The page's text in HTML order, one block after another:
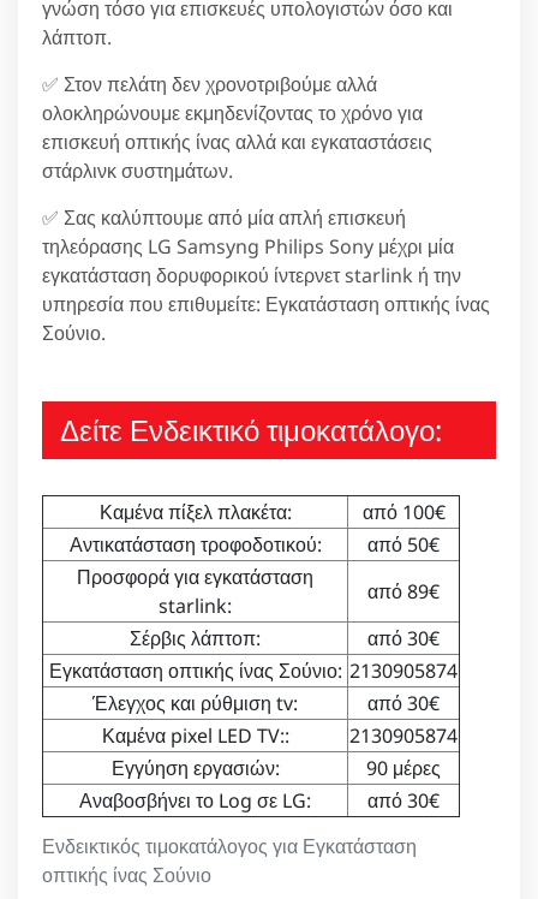
γνώση τόσο για επισκευές υπολογιστών όσο και
λάπτοπ.
✅ Στον πελάτη δεν χρονοτριβούμε αλλά
ολοκληρώνουμε εκμηδενίζοντας το χρόνο για
επισκευή οπτικής ίνας αλλά και εγκαταστάσεις
στάρλινκ συστημάτων.
✅ Σας καλύπτουμε από μία απλή επισκευή
τηλεόρασης LG Samsyng Philips Sony μέχρι μία
εγκατάσταση δορυφορικού ίντερνετ starlink ή την
υπηρεσία που επιθυμείτε: Εγκατάσταση οπτικής ίνας
Σούνιο.
Δείτε Ενδεικτικό τιμοκατάλογο:
Ενδεικτικός τιμοκατάλογος για Εγκατάσταση
οπτικής ίνας Σούνιο
Καμένα πίξελ πλακέτα:
από 100€
Αντικατάσταση τροφοδοτικού:
από 50€
Προσφορά για εγκατάσταση
starlink:
από 89€
Σέρβις λάπτοπ:
από 30€
Εγκατάσταση οπτικής ίνας Σούνιο: 2130905874
Έλεγχος και ρύθμιση tv:
από 30€
Καμένα pixel LED TV::
2130905874
Εγγύηση εργασιών:
90 μέρες
Αναβοσβήνει το Log σε LG:
από 30€